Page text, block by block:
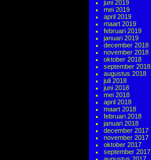
juni 2019
mei 2019
april 2019
maart 2019
februari 2019
januari 2019
december 2018
november 2018
oktober 2018
september 2018
augustus 2018
juli 2018
juni 2018
mei 2018
april 2018
maart 2018
februari 2018
januari 2018
december 2017
november 2017
oktober 2017
september 2017